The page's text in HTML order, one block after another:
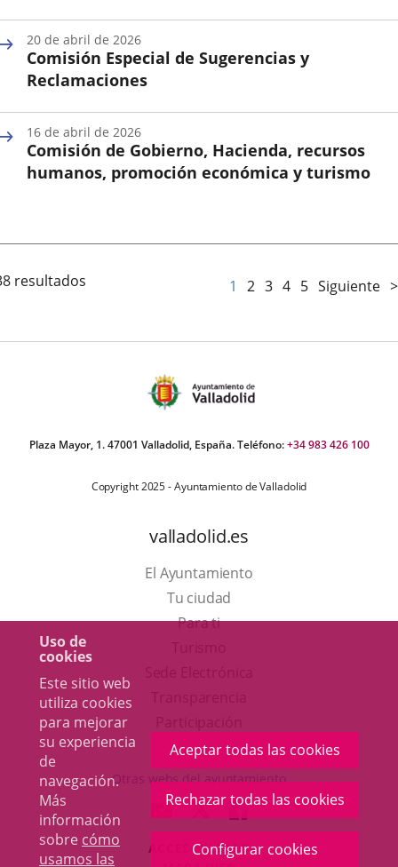
Uso de
cookies
Este sitio web
utiliza cookies
para mejorar
su experiencia
de
navegación.
Más
información
sobre cómo
usamos las
Aceptar todas las cookies
Rechazar todas las cookies
Configurar cookies
la
Sesión
Comisión Especial de Sugerencias y
Reclamaciones
la
Sesión
20 de abril de 2026
Comisión de Gobierno, Hacienda, recursos
humanos, promoción económica y turismo
Sesión
16 de abril de 2026
resultados 1 2 3 4 5 Siguiente
Plaza Mayor, 1. 47001 Valladolid, España. Teléfono:+34 983 426 100
Copyright 2025 - Ayuntamiento de Valladolid
valladolid.es
El Ayuntamiento
Tu ciudad
Para ti
en
una
ventana
nueva.
aplicación
externa.
Otras webs del ayuntamiento
ENLACE
A
UNA
ENLACE
A
UNA
ENLACE
A
UNA
ACCESIBILIDAD